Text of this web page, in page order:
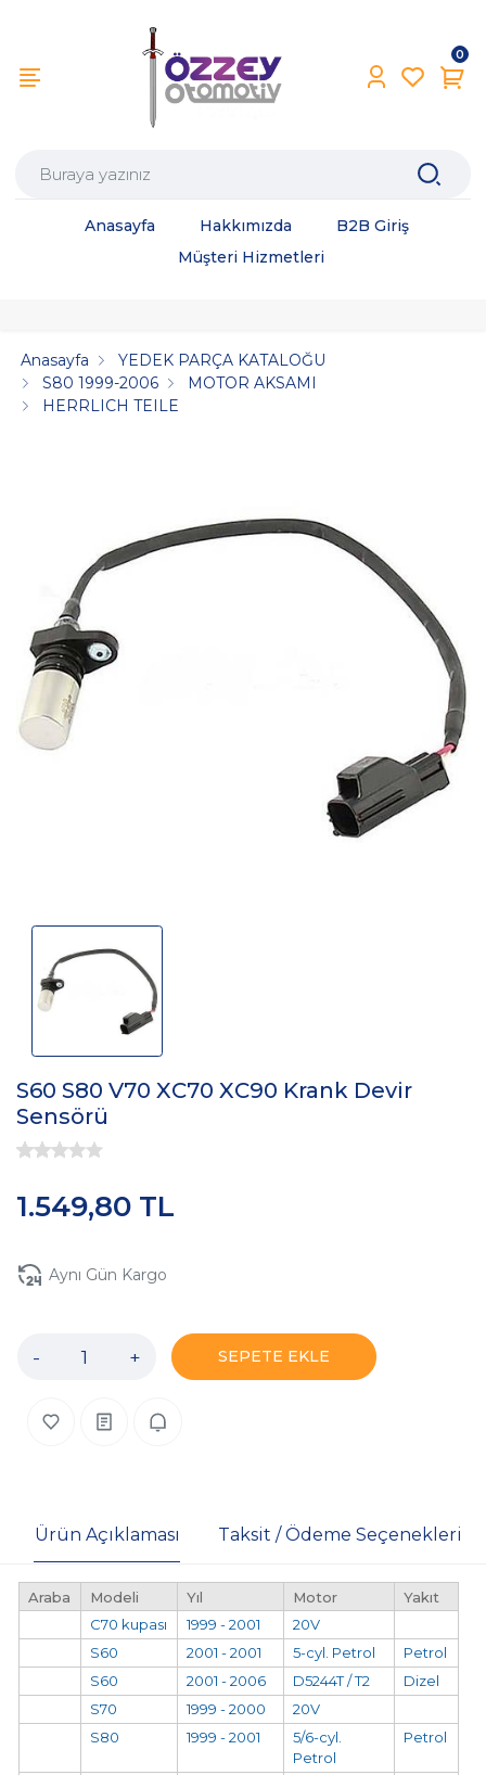
0
Anasayfa Hakkımızda
B2B Giriş
Müşteri Hizmetleri
Anasayfa
YEDEK PARÇA KATALOĞU
S80 1999-2006
MOTOR AKSAMI
HERRLICH TEILE
S60 S80 V70 XC70 XC90 Krank Devir
Sensörü
1.549,80 TL
Aynı Gün Kargo
- + SEPETE EKLE
Ürün Açıklaması Taksit / Ödeme Seçenekleri
Araba Modeli Yıl Motor
Yakıt
C70 kupası
1999 - 2001
20V
S60
2001 - 2001 5-cyl. Petrol
Petrol
S60
2001 - 2006 D5244T / T2
Dizel
S70
1999 - 2000
20V
S80
1999 - 2001
5/6-cyl.
Petrol
Petrol